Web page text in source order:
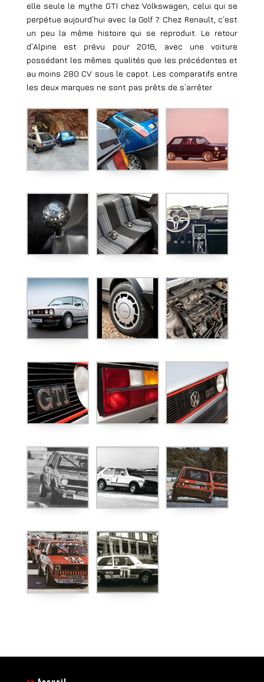
elle seule le mythe GTI chez Volkswagen, celui qui se
perpétue aujourd’hui avec la Golf 7. Chez Renault, c’est
un peu la même histoire qui se reproduit. Le retour
d’Alpine est prévu pour 2016, avec une voiture
possédant les mêmes qualités que les précédentes et
au moins 280 CV sous le capot. Les comparatifs entre
les deux marques ne sont pas prêts de s’arrêter.